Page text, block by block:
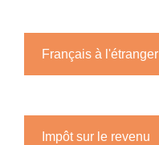
Français à l'étranger
Impôt sur le revenu